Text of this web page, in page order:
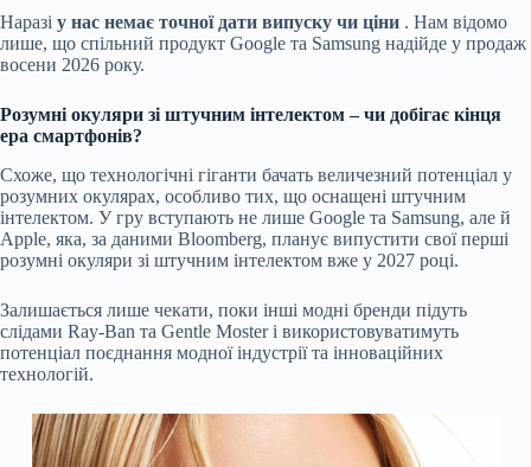
Наразі у нас немає точної дати випуску чи ціни . Нам відомо
лише, що спільний продукт Google та Samsung надійде у продаж
восени 2026 року.
Розумні окуляри зі штучним інтелектом – чи добігає кінця
ера смартфонів?
Схоже, що технологічні гіганти бачать величезний потенціал у
розумних окулярах, особливо тих, що оснащені штучним
інтелектом. У гру вступають не лише Google та Samsung, але й
Apple, яка, за даними Bloomberg, планує випустити свої перші
розумні окуляри зі штучним інтелектом вже у 2027 році.
Залишається лише чекати, поки інші модні бренди підуть
слідами Ray-Ban та Gentle Moster і використовуватимуть
потенціал поєднання модної індустрії та інноваційних
технологій.